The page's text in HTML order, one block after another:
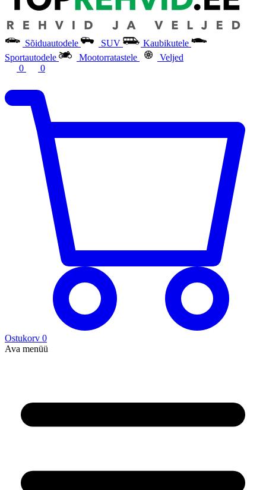
Sõiduautodele SUV
Kaubikutele
Sportautodele
Mootorratastele
Veljed
0
0
Ostukorv 0
Ava menüü